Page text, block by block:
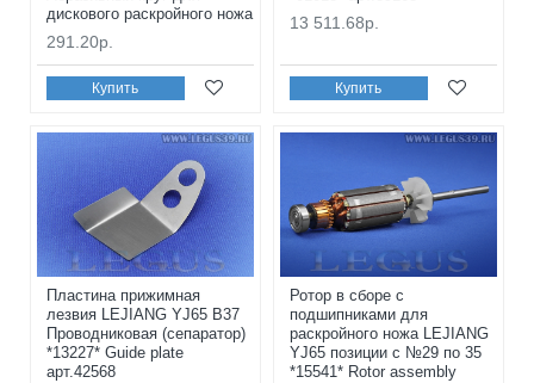
дискового раскройного ножа
291.20р.
Купить
13 511.68р.
Купить
Пластина прижимная
лезвия LEJIANG YJ65 B37
Проводниковая (сепаратор)
*13227* Guide plate
арт.42568
Ротор в сборе с
подшипниками для
раскройного ножа LEJIANG
YJ65 позиции с №29 по 35
*15541* Rotor assembly